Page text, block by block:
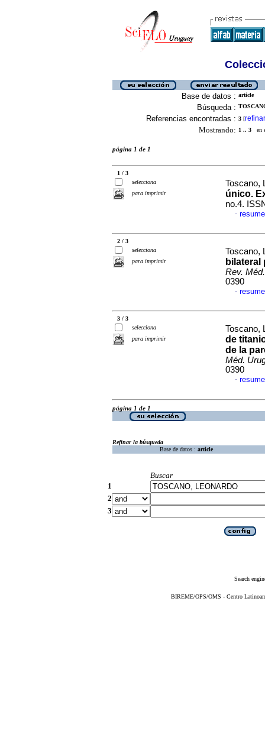
Base de datos : article
Búsqueda :
Referencias encontradas : 3 [refinar
Mostrando: 1 .. 3 en
página 1 de 1
1 / 3
selecciona
para imprimir
Toscano,
único.
no.4.
·
2 / 3
selecciona
para imprimir
Toscano,
bilateral
Rev.
0390
·
3 / 3
selecciona
para imprimir
Toscano,
de
de la
Méd.
0390
·
página 1 de 1
Refinar la búsqueda
Base de datos : article
Buscar
1
2
3
Search
BIREME/OPS/OMS - Centro